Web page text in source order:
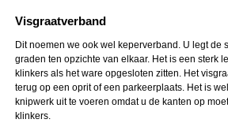
Visgraatverband
Dit noemen we ook wel keperverband. U legt de
graden ten opzichte van elkaar. Het is een sterk
klinkers als het ware opgesloten zitten. Het
terug op een oprit of een parkeerplaats. Het is
knipwerk uit te voeren omdat u de kanten op
klinkers.